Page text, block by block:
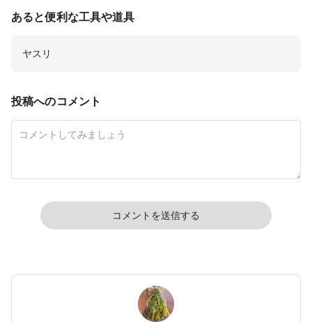
あると便利な工具や道具
ヤスリ
投稿へのコメント
コメントを送信する